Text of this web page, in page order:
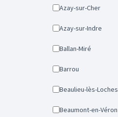
Azay-sur-Cher
Azay-sur-Indre
Ballan-Miré
Barrou
Beaulieu-lès-Loches
Beaumont-en-Véron